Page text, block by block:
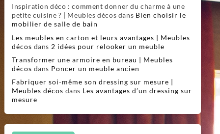
Inspiration déco : comment donner du charme à une
petite cuisine ? | Meubles décos dans Bien choisir le
mobilier de salle de bain
Les meubles en carton et leurs avantages | Meubles
décos dans 2 idées pour relooker un meuble
Transformer une armoire en bureau | Meubles
décos dans Poncer un meuble ancien
Fabriquer soi-même son dressing sur mesure |
Meubles décos dans Les avantages d’un dressing sur
mesure